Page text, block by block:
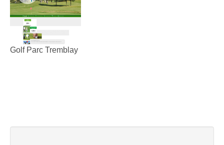
Golf Parc Tremblay